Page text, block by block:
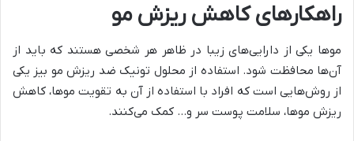
راهکارهای کاهش ریزش مو
موها یکی از دارایی‌های زیبا در ظاهر هر شخصی هستند که باید از
آن‌ها‌ محافظت شود. استفاده از محلول تونیک ضد ریزش مو بیز یکی
از روش‌هایی است که افراد با استفاده از آن به تقویت موها، کاهش
ریزش موها، سلامت پوست سر و… کمک می‌کنند.